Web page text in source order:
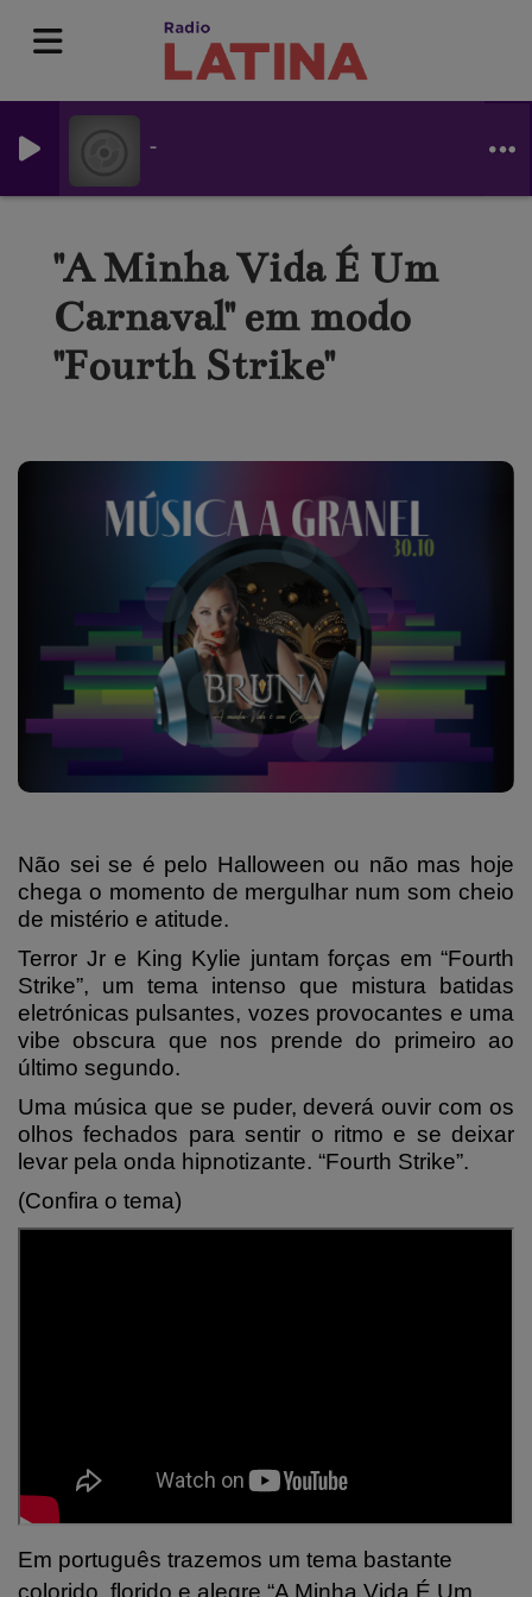
-
"A Minha Vida É Um
Carnaval" em modo
"Fourth Strike"
Não sei se é pelo Halloween ou não mas hoje
chega o momento de mergulhar num som cheio
de mistério e atitude.
Terror Jr e King Kylie juntam forças em “Fourth
Strike”, um tema intenso que mistura batidas
eletrónicas pulsantes, vozes provocantes e uma
vibe obscura que nos prende do primeiro ao
último segundo.
Uma música que se puder, deverá ouvir com os
olhos fechados para sentir o ritmo e se deixar
levar pela onda hipnotizante. “Fourth Strike”.
(Confira o tema)
Em português trazemos um tema bastante
colorido, florido e alegre “A Minha Vida É Um